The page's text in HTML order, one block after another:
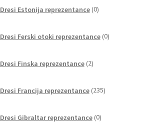
Dresi Estonija reprezentance 0izdelkov
Dresi Ferski otoki reprezentance 0izdelkov
Dresi Finska reprezentance 2izdelka
Dresi Francija reprezentance 235izdelkov
Dresi Gibraltar reprezentance 0izdelkov